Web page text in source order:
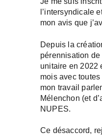
l’intersyndicale
mon avis que
Depuis la
pérennisation
unitaire en 2022
mois avec
mon travail
Mélenchon (et
NUPES.
Ce désaccord,